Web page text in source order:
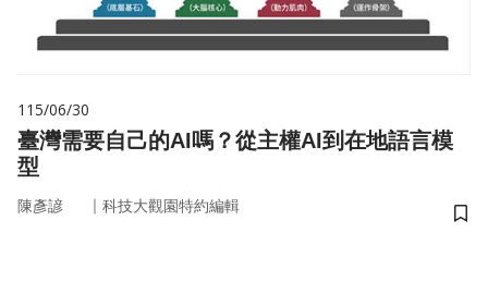
115/06/30
臺灣需要自己的AI嗎？從主權AI到在地語言模
型
陳彥諺 ｜ 科技大觀園特約編輯
儲